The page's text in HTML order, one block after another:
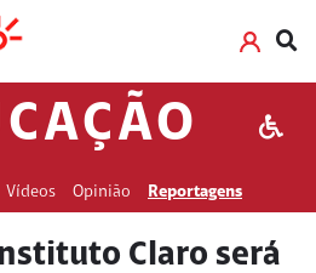
Vídeos Opinião Reportagens
Claro será